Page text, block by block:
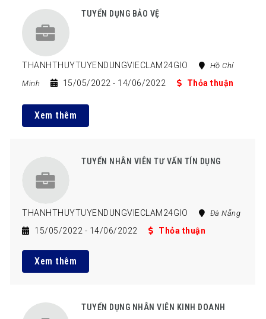
TUYỂN DỤNG BẢO VỆ
THANHTHUYTUYENDUNGVIECLAM24GIO
Hồ Chí
Minh
15/05/2022- 14/06/2022 Thỏa thuận
Xem thêm
TUYỂN NHÂN VIÊN TƯ VẤN TÍN DỤNG
THANHTHUYTUYENDUNGVIECLAM24GIO Đà Nẵng
15/05/2022 - 14/06/2022 Thỏa thuận
Xem thêm
TUYỂN DỤNG NHÂN VIÊN KINH DOANH